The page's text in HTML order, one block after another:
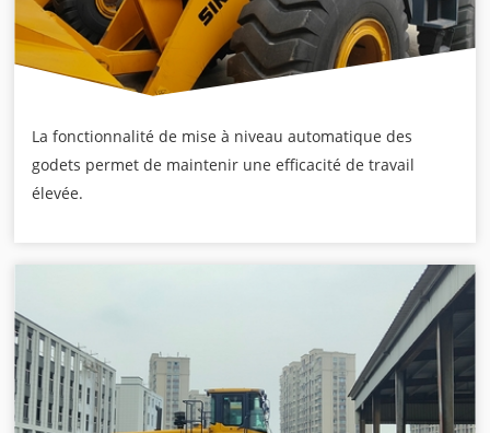
La fonctionnalité de mise à niveau automatique des
godets permet de maintenir une efficacité de travail
élevée.